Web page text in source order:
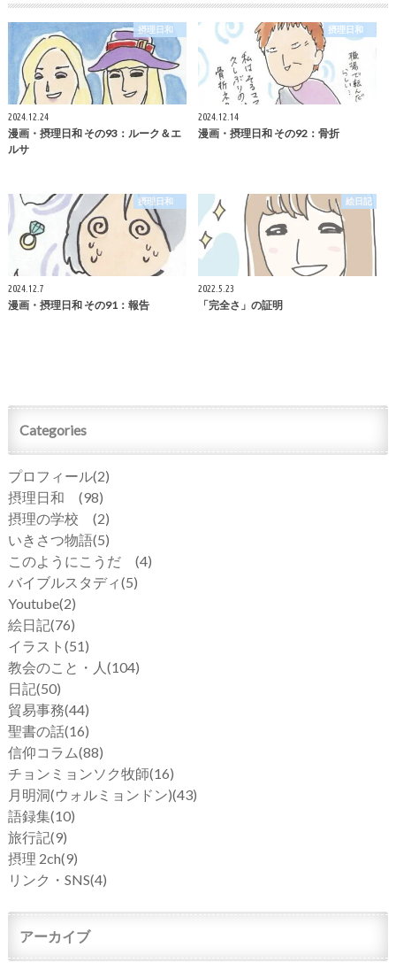
摂理日和
2024.12.24
漫画・摂理日和 その93：ルーク＆エ
ルサ
摂理日和
2024.12.14
漫画・摂理日和 その92：骨折
摂理日和
2024.12.7
漫画・摂理日和 その91：報告
絵日記
2022.5.23
「完全さ」の証明
Categories
プロフィール(2)
摂理日和 (98)
摂理の学校 (2)
いきさつ物語(5)
このようにこうだ (4)
バイブルスタディ(5)
Youtube(2)
絵日記(76)
イラスト (51)
教会のこと・人 (104)
日記(50)
貿易事務(44)
聖書の話(16)
信仰コラム(88)
チョンミョンソク牧師(16)
月明洞(ウォルミョンドン)(43)
語録集(10)
旅行記(9)
摂理 2ch(9)
リンク・SNS(4)
アーカイブ